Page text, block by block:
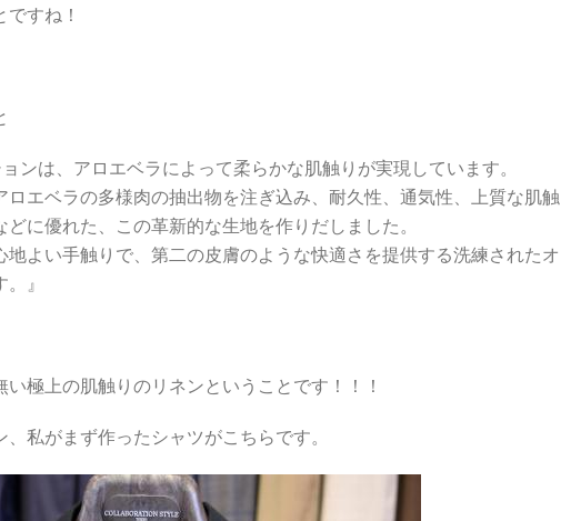
すね！
ンは、アロエベラによって柔らかな肌触りが実現しています。
エベラの多様肉の抽出物を注ぎ込み、耐久性、通気性、上質な肌触
に優れた、この革新的な生地を作りだしました。
よい手触りで、第二の皮膚のような快適さを提供する洗練されたオ
』
極上の肌触りのリネンということです！！！
私がまず作ったシャツがこちらです。